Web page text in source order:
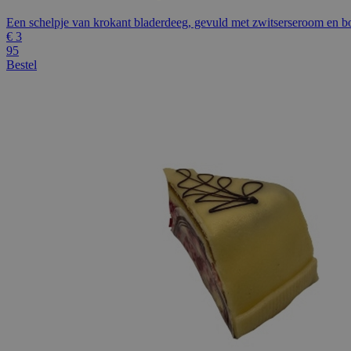
Een schelpje van krokant bladerdeeg, gevuld met zwitserseroom en
€ 3
95
Bestel